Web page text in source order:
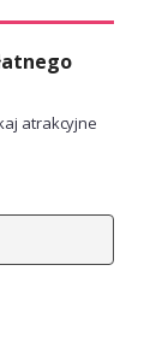
atrakcyjne